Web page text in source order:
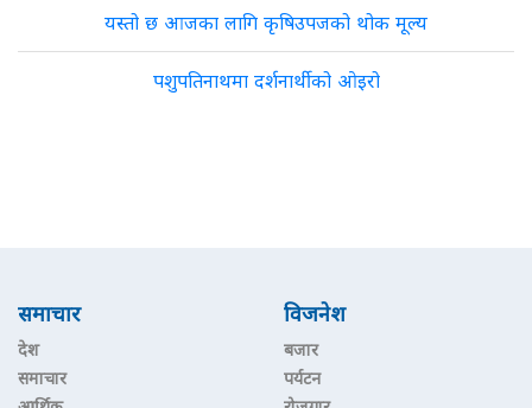
यस्तो छ आजका लागि कृषिउपजको थोक मूल्य
पशुपतिनाथमा दर्शनार्थीको ओइरो
समाचार
देश
समाचार
विजनेश
बजार
पर्यटन